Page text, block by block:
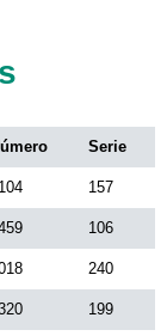
Serie
157
106
240
199